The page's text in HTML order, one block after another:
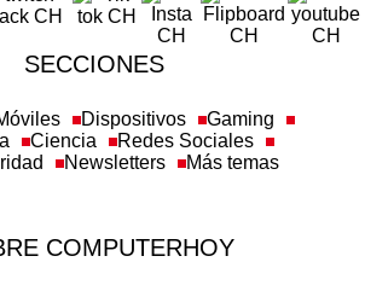
SECCIONES
Dispositivos
Gaming
Ciencia
Redes Sociales
Newsletters Más temas
COMPUTERHOY